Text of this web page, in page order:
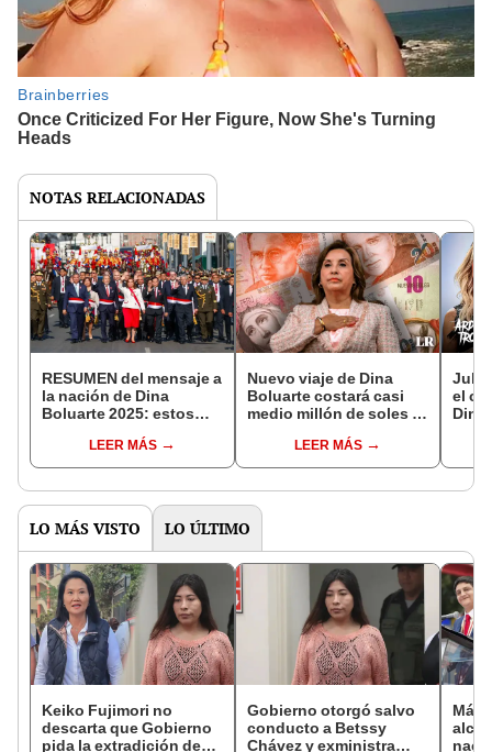
NOTAS RELACIONADAS
RESUMEN del mensaje a
la nación de Dina
Boluarte 2025: estos
anuncios de su
discurso
LEER MÁS
Nuevo viaje de Dina
Boluarte costará casi
medio millón de soles al
LEER MÁS
el
Dina
LO MÁS VISTO LO ÚLTIMO
Keiko Fujimori no
descarta que Gobierno
pida la extradición de
Gobierno otorgó salvo
conducto a Betssy
Chávez y exministra
Más